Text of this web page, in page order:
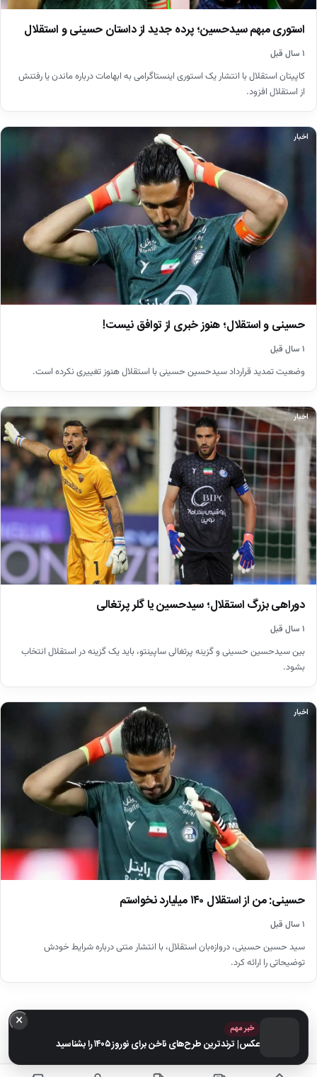
استوری مبهم سیدحسین؛ پرده جدید از داستان حسینی و استقلال
۱ سال قبل
کاپیتان استقلال با انتشار یک استوری اینستاگرامی به ابهامات درباره ماندن یا رفتنش
از استقلال افزود.
اخبار
حسینی و استقلال؛ هنوز خبری از توافق نیست!
۱ سال قبل
وضعیت تمدید قرارداد سیدحسین حسینی با استقلال هنوز تغییری نکرده است.
اخبار
دوراهی بزرگ استقلال؛ سیدحسین یا گلر پرتغالی
۱ سال قبل
بین سیدحسین حسینی و گزینه پرتغالی ساپینتو، باید یک گزینه در استقلال انتخاب
بشود.
اخبار
حسینی: من از استقلال ۱۴۰ میلیارد نخواستم
۱ سال قبل
سید حسین حسینی، دروازه‌بان استقلال، با انتشار متنی درباره شرایط خودش
توضیحاتی را ارائه کرد.
× خبر مهم
عکس| ترندترین طرح‌های ناخن برای نوروز ۱۴۰۵ را بشناسید